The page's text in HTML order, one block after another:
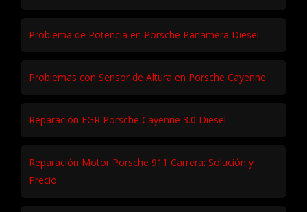
Problema de Potencia en Porsche Panamera Diesel
Problemas con Sensor de Altura en Porsche Cayenne
Reparación EGR Porsche Cayenne 3.0 Diesel
Reparación Motor Porsche 911 Carrera: Solución y
Precio